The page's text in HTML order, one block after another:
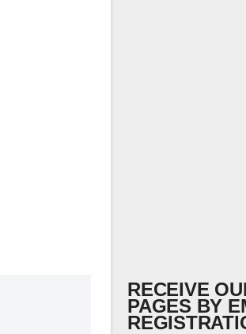
RECEIVE
PAGES BY